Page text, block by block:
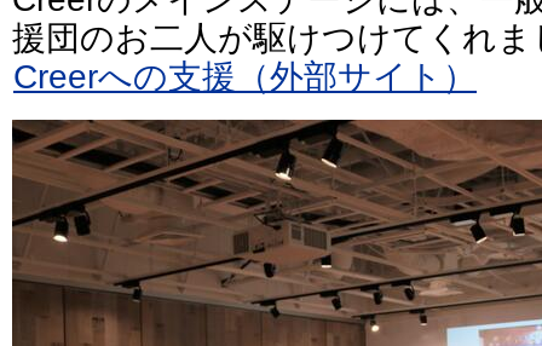
援団のお二人が駆けつけてくれま
Creerへの支援（外部サイト）